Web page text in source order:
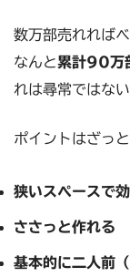
数万部売れれば
なんと累計90万
れは尋常ではない
ポイントはざっ
狭いスペースで
ささっと作れる
基本的に二人前